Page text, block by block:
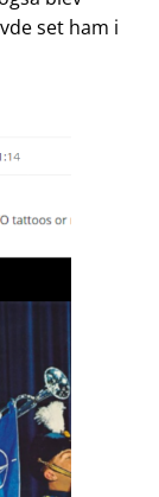
set ham i